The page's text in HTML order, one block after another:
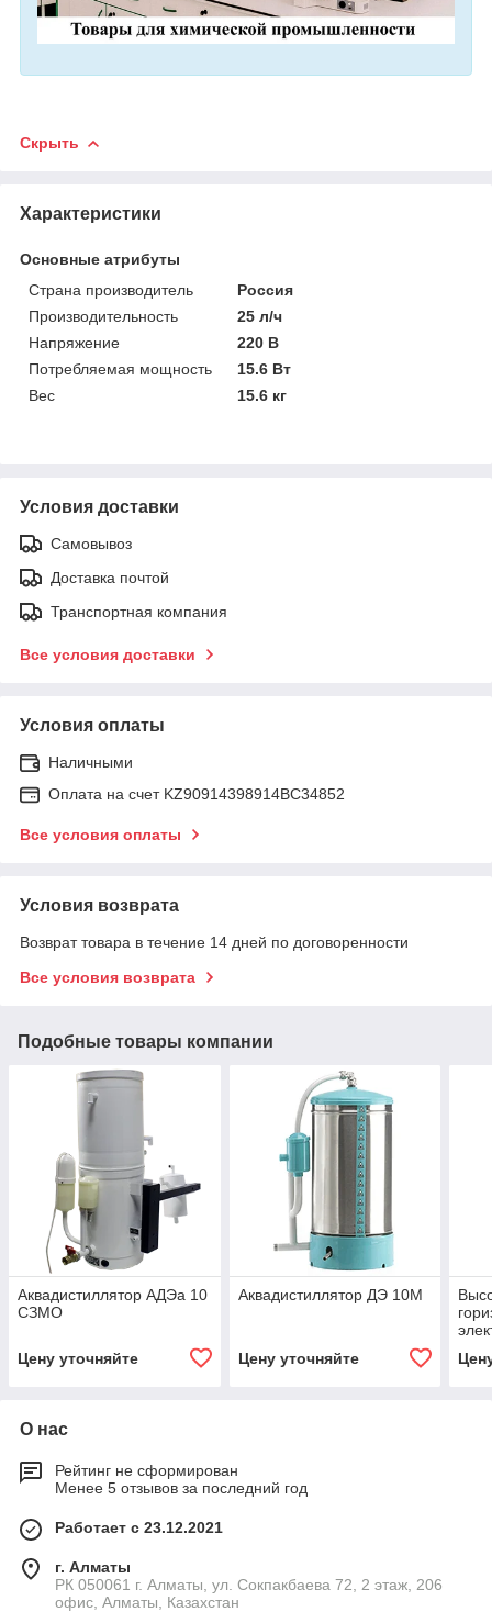
Скрыть
Характеристики
Основные атрибуты
Страна производитель
Россия
Производительность
25 л/ч
Напряжение
220 В
Потребляемая мощность
15.6 Вт
Вес
15.6 кг
Условия доставки
Самовывоз
Доставка почтой
Транспортная компания
Все условия доставки
Условия оплаты
Наличными
Оплата на счет KZ90914398914ВС34852
Все условия оплаты
Условия возврата
Возврат товара в течение 14 дней по договоренности
Все условия возврата
Подобные товары компании
Аквадистиллятор АДЭа 10
СЗМО
Цену уточняйте
Аквадистиллятор ДЭ 10М
Цену уточняйте
О нас
Рейтинг не сформирован
Менее 5 отзывов за последний год
Работает с 23.12.2021
г. Алматы
РК 050061 г. Алматы, ул. Сокпакбаева 72, 2 этаж, 206
офис, Алматы, Казахстан